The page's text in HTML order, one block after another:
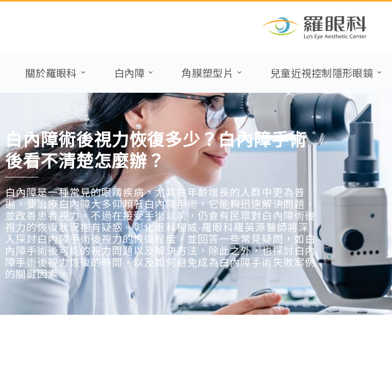
關於羅眼科 白內障 角膜塑型片 兒童近視控制隱形眼鏡
白內障術後視力恢復多少？白內障手術
後看不清楚怎麼辦？
白內障是一種常見的眼睛疾病，尤其在年齡增長的人群中更為普
遍，要治療白內障大多仰賴著白內障手術，它能夠迅速解決問題，
並改善患者視力。不過在接受手術以前，仍會有民眾對白內障術後
視力的恢復狀況抱有疑惑。彰化眼科權威-羅眼科羅英源醫師將深
入探討白內障手術後視力的恢復程度，並回答一些常見疑問，如白
內障手術後可能的視力問題以及解決方法，除此之外，也探討白內
障手術後視力恢復的時間，以及如何避免成為白內障手術失敗案例
的關鍵因素。